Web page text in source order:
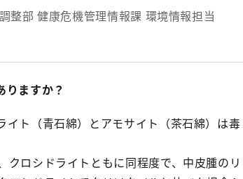
整部 健康危機管理情報課 環境情報担当
りますか？
ト（青石綿）とアモサイト（茶石綿）は毒
ロシドライトともに同程度で、中皮腫のリ